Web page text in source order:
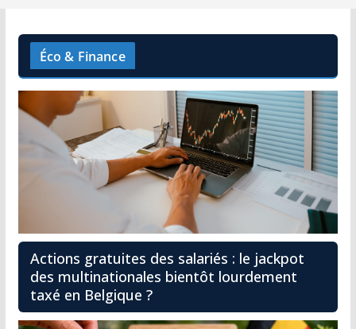
Éco & Finance
Actions gratuites des salariés : le jackpot
des multinationales bientôt lourdement
taxé en Belgique ?